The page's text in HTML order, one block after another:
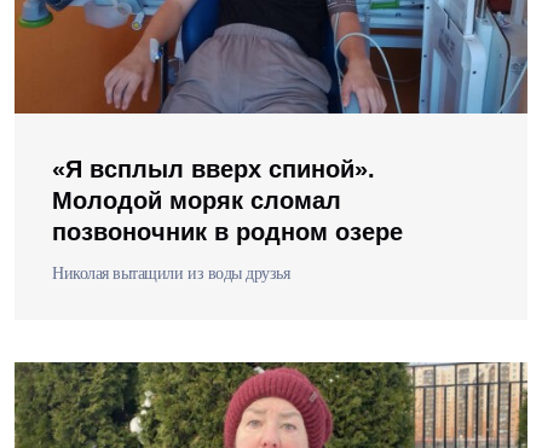
«Я всплыл вверх спиной».
Молодой моряк сломал
позвоночник в родном озере
Николая вытащили из воды друзья